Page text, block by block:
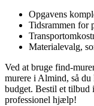
Opgavens
Tidsrammen for
Materialevalg,
Ved at bruge find-
murere i Almind, så du
budget. Bestil et tilbud
professionel hjælp!